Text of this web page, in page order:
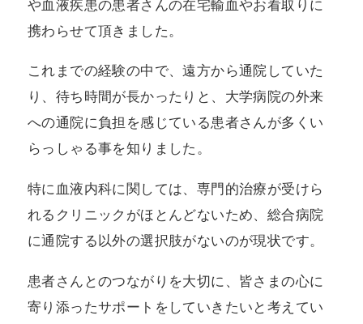
や血液疾患の患者さんの在宅輸血やお看取りに
携わらせて頂きました。
これまでの経験の中で、遠方から通院していた
り、待ち時間が長かったりと、大学病院の外来
への通院に負担を感じている患者さんが多くい
らっしゃる事を知りました。
特に血液内科に関しては、専門的治療が受けら
れるクリニックがほとんどないため、総合病院
に通院する以外の選択肢がないのが現状です。
患者さんとのつながりを大切に、皆さまの心に
寄り添ったサポートをしていきたいと考えてい